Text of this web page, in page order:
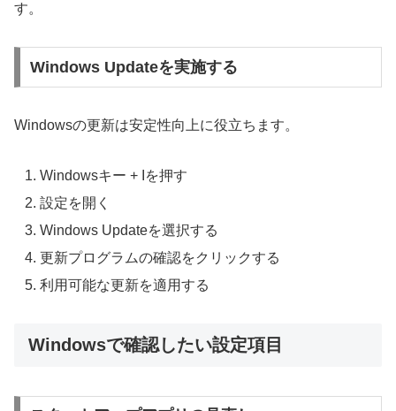
す。
Windows Updateを実施する
Windowsの更新は安定性向上に役立ちます。
Windowsキー + Iを押す
設定を開く
Windows Updateを選択する
更新プログラムの確認をクリックする
利用可能な更新を適用する
Windowsで確認したい設定項目